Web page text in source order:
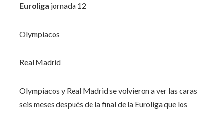
Euroliga jornada 12
Olympiacos
Real Madrid
Olympiacos y Real Madrid se volvieron a ver las caras
seis meses después de la final de la Euroliga que los